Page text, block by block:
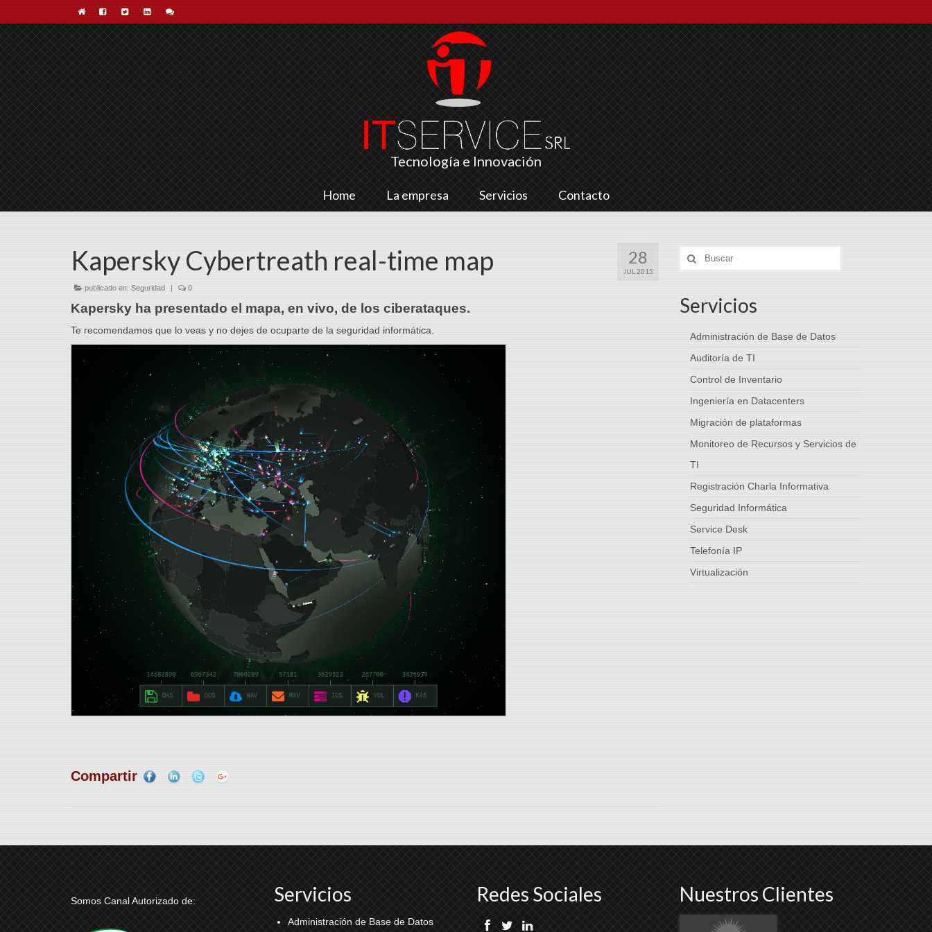
Tecnología e Innovación
Home La empresa Servicios Contacto
28
JUL 2015
Kapersky Cybertreath real-time map
publicado en: Seguridad | 0
Kapersky ha presentado el mapa, en vivo, de los ciberataques.
Te recomendamos que lo veas y no dejes de ocuparte de la seguridad informática.
Compartir
Búsqueda
para:
Servicios
Administración de Base de Datos
Auditoría de TI
Control de Inventario
Ingeniería en Datacenters
Migración de plataformas
Monitoreo de Recursos y Servicios de
TI
Registración Charla Informativa
Seguridad Informática
Service Desk
Telefonía IP
Virtualización
Somos Canal Autorizado de: Servicios
Administración de Base de Datos
Redes Sociales Nuestros Clientes